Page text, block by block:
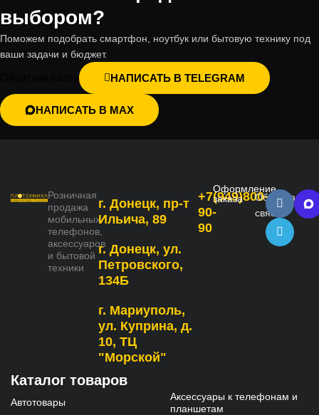
выбором?
Поможем подобрать смартфон, ноутбук или бытовую технику под
ваши задачи и бюджет.
НАПИСАТЬ В TELEGRAM
НАПИСАТЬ В MAX
Розничная
продажа
мобильных
телефонов,
аксессуаров
и бытовой
техники
г. Донецк, пр-т
Ильича, 89
г. Донецк, ул.
Петровского,
134Б
г. Мариуполь,
ул. Куприна, д.
10, ТЦ
"Морской"
+7(949)800-
90-
90
Оформление
заказа
Обратная
связь
Каталог товаров
Автотовары
Аксессуары к телефонам и
планшетам